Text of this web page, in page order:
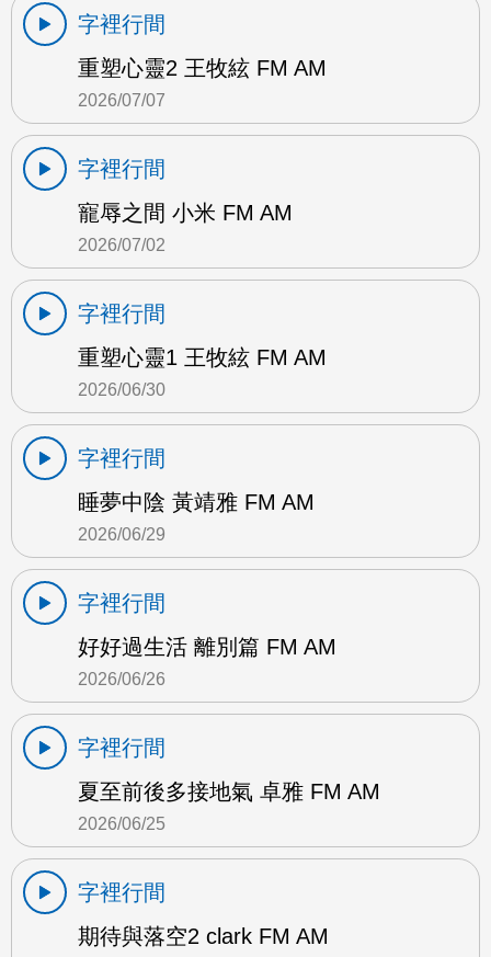
字裡行間
重塑心靈2 王牧絃 FM AM
2026/07/07
字裡行間
寵辱之間 小米 FM AM
2026/07/02
字裡行間
重塑心靈1 王牧絃 FM AM
2026/06/30
字裡行間
睡夢中陰 黃靖雅 FM AM
2026/06/29
字裡行間
好好過生活 離別篇 FM AM
2026/06/26
字裡行間
夏至前後多接地氣 卓雅 FM AM
2026/06/25
字裡行間
期待與落空2 clark FM AM